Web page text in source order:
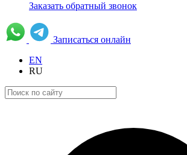
Заказать обратный звонок
Записаться онлайн
EN
RU